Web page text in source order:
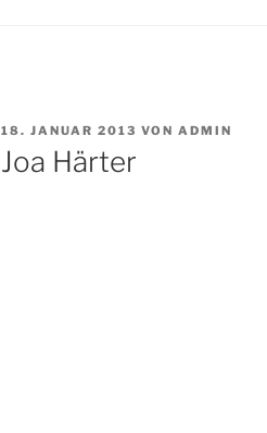
VERÖFFENTLICHT
AM
18. JANUAR 2013 VON ADMIN
Joa Härter